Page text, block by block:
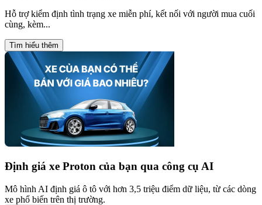
Hỗ trợ kiểm định tình trạng xe miễn phí, kết nối với người mua cuối
cùng, kèm...
Tìm hiểu thêm
Định giá xe Proton của bạn qua công cụ AI
Mô hình AI định giá ô tô với hơn 3,5 triệu điểm dữ liệu, từ các dòng
xe phổ biến trên thị trường.